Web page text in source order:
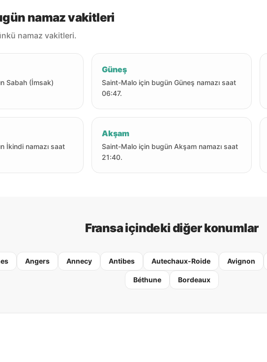
namaz vakitleri
namaz vakitleri.
Sabah (İmsak)
Güneş
Saint-Malo için bugün Güneş namazı saat
06:47.
İkindi namazı saat
Akşam
Saint-Malo için bugün Akşam namazı saat
21:40.
Fransa içindeki diğer konumlar
Angers Annecy Antibes Autechaux-Roide Avignon
Béthune Bordeaux